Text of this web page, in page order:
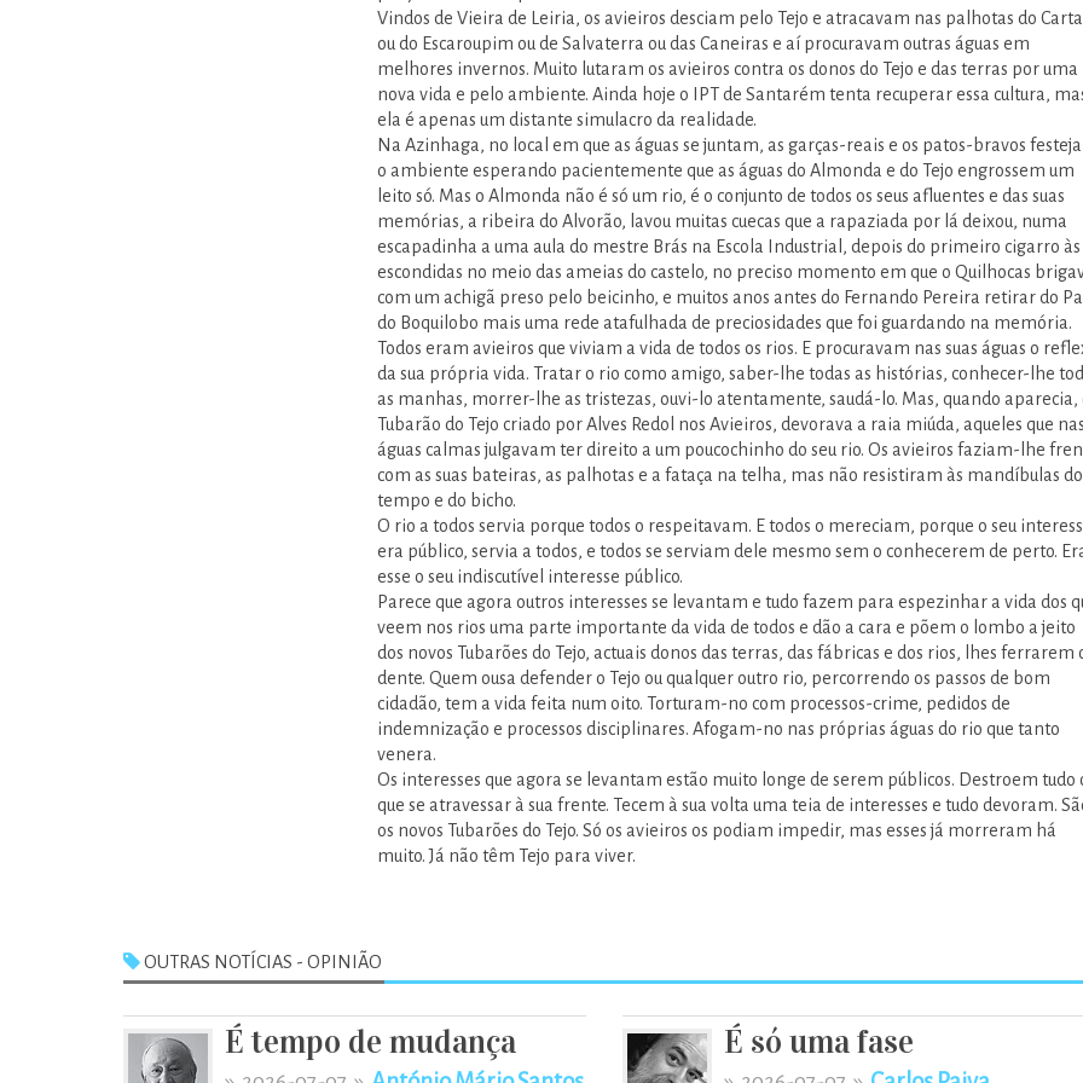
Vindos de Vieira de Leiria, os avieiros desciam pelo Tejo e atracavam nas palhotas do
ou do Escaroupim ou de Salvaterra ou das Caneiras e aí procuravam outras águas em
melhores invernos. Muito lutaram os avieiros contra os donos do Tejo e das terras por uma
nova vida e pelo ambiente. Ainda hoje o IPT de Santarém tenta recuperar essa cultura,
ela é apenas um distante simulacro da realidade.
Na Azinhaga, no local em que as águas se juntam, as garças-reais e os patos-bravos
o ambiente esperando pacientemente que as águas do Almonda e do Tejo engrossem um
leito só. Mas o Almonda não é só um rio, é o conjunto de todos os seus afluentes e das suas
memórias, a ribeira do Alvorão, lavou muitas cuecas que a rapaziada por lá deixou, numa
escapadinha a uma aula do mestre Brás na Escola Industrial, depois do primeiro cigarro às
escondidas no meio das ameias do castelo, no preciso momento em que o Quilhocas
com um achigã preso pelo beicinho, e muitos anos antes do Fernando Pereira retirar do
do Boquilobo mais uma rede atafulhada de preciosidades que foi guardando na memória.
Todos eram avieiros que viviam a vida de todos os rios. E procuravam nas suas águas o
da sua própria vida. Tratar o rio como amigo, saber-lhe todas as histórias, conhecer-lhe
as manhas, morrer-lhe as tristezas, ouvi-lo atentamente, saudá-lo. Mas, quando aparecia,
Tubarão do Tejo criado por Alves Redol nos Avieiros, devorava a raia miúda, aqueles que nas
águas calmas julgavam ter direito a um poucochinho do seu rio. Os avieiros faziam-lhe
com as suas bateiras, as palhotas e a fataça na telha, mas não resistiram às mandíbulas do
tempo e do bicho.
O rio a todos servia porque todos o respeitavam. E todos o mereciam, porque o seu
era público, servia a todos, e todos se serviam dele mesmo sem o conhecerem de perto.
esse o seu indiscutível interesse público.
Parece que agora outros interesses se levantam e tudo fazem para espezinhar a vida dos
veem nos rios uma parte importante da vida de todos e dão a cara e põem o lombo a jeito
dos novos Tubarões do Tejo, actuais donos das terras, das fábricas e dos rios, lhes ferrarem
dente. Quem ousa defender o Tejo ou qualquer outro rio, percorrendo os passos de bom
cidadão, tem a vida feita num oito. Torturam-no com processos-crime, pedidos de
indemnização e processos disciplinares. Afogam-no nas próprias águas do rio que tanto
venera.
Os interesses que agora se levantam estão muito longe de serem públicos. Destroem tudo
que se atravessar à sua frente. Tecem à sua volta uma teia de interesses e tudo devoram.
os novos Tubarões do Tejo. Só os avieiros os podiam impedir, mas esses já morreram há
muito. Já não têm Tejo para viver.
OUTRAS NOTÍCIAS - OPINIÃO
É tempo de mudança É só uma fase